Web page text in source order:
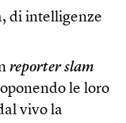
di intelligenze
reporter slam
le loro
vivo la